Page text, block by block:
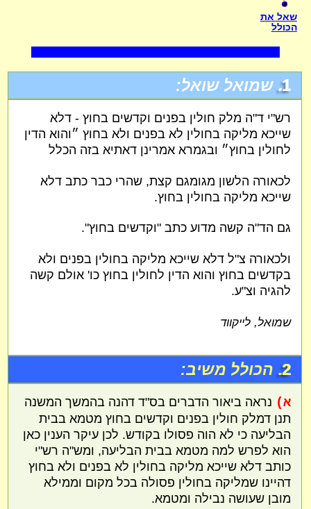
שאל את
הכולל
1. שמואל שואל:
רש"י ד"ה מלק חולין בפנים וקדשים בחוץ - דלא
שייכא מליקה בחולין לא בפנים ולא בחוץ ״והוא הדין
לחולין בחוץ״ ובגמרא אמרינן דאתיא בזה הכלל
לכאורה הלשון מגומגם קצת, שהרי כבר כתב דלא
שייכא מליקה בחולין בחוץ.
גם הד"ה קשה מדוע כתב "וקדשים בחוץ".
ולכאורה צ"ל דלא שייכא מליקה בחולין בפנים ולא
בקדשים בחוץ והוא הדין לחולין בחוץ כו' אולם קשה
להגיה וצ"ע.
שמואל, לייקווד
2. הכולל משיב:
א) נראה ביאור הדברים בס"ד דהנה בהמשך המשנה
תנן דמלק חולין בפנים וקדשים בחוץ מטמא בבית
הבליעה כי לא הוה פסולו בקודש. לכן עיקר הענין כאן
הוא לפרש למה מטמא בבית הבליעה, ומש"ה רש"י
כותב דלא שייכא מליקה בחולין לא בפנים ולא בחוץ
דהיינו שמליקה בחולין פסולה בכל מקום וממילא
מובן שעושה נבילה ומטמא.